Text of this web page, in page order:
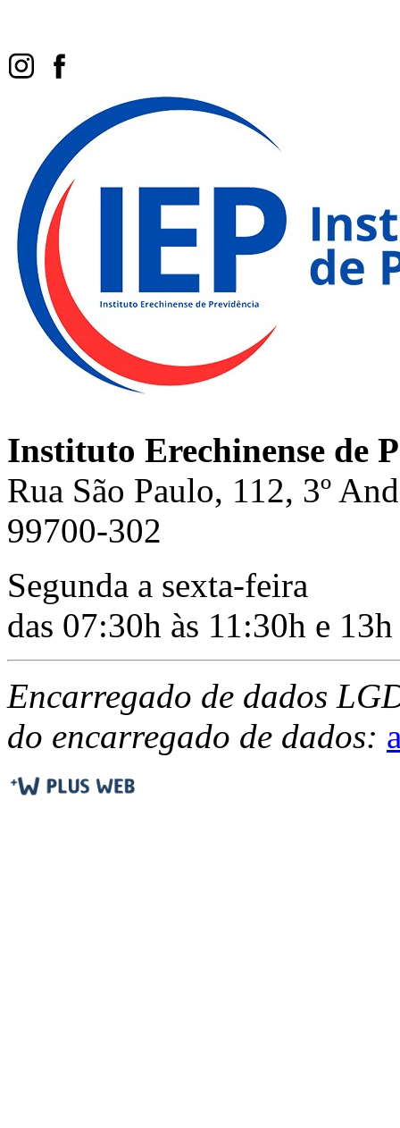
Instituto Erechinense de
Rua São Paulo, 112, 3º
99700-302
Segunda a sexta-feira
das 07:30h às 11:30h e
Encarregado de dados
do encarregado de dados: